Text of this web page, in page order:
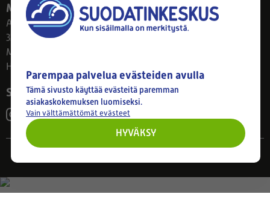
Myymälä
Ahlmanintie 61
33800 Tampere
Ma–Pe 8–17
Huom! Myymälän poikkeusaukiolot: 27.7.-21.8. klo 8-16
Seuraa meitä
Parempaa palvelua evästeiden avulla
Tämä sivusto käyttää evästeitä paremman
asiakaskokemuksen luomiseksi.
Vain välttämättömät evästeet
HYVÄKSY